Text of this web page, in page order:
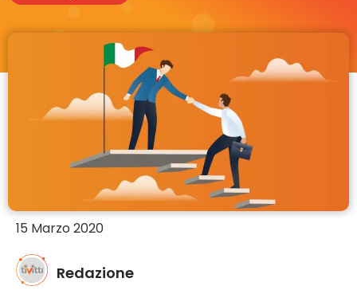
Redazione
15 Marzo 2020